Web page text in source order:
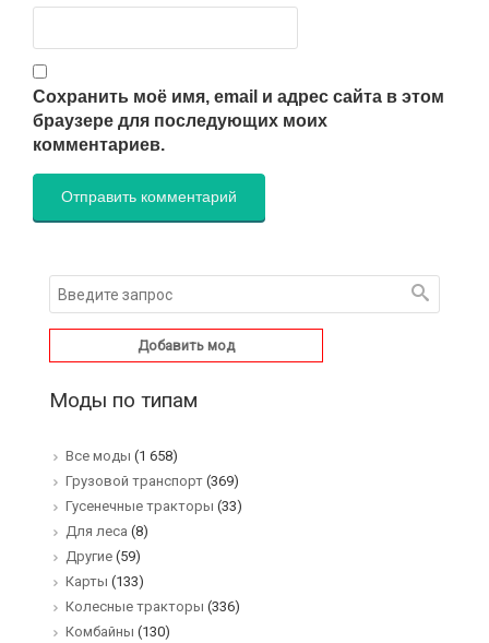
Сохранить моё имя, email и адрес сайта в этом
браузере для последующих моих
комментариев.
Добавить мод
Моды по типам
Все моды (1 658)
Грузовой транспорт (369)
Гусенечные тракторы (33)
Для леса (8)
Другие (59)
Карты (133)
Колесные тракторы (336)
Комбайны (130)